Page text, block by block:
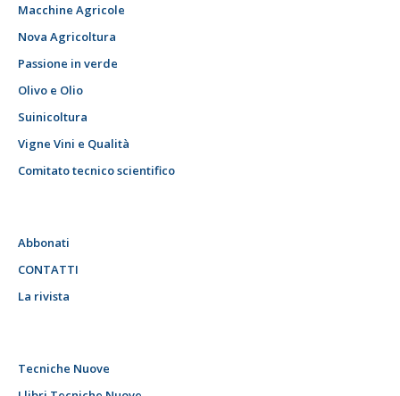
Macchine Agricole
Nova Agricoltura
Passione in verde
Olivo e Olio
Suinicoltura
Vigne Vini e Qualità
Comitato tecnico scientifico
Abbonati
CONTATTI
La rivista
Tecniche Nuove